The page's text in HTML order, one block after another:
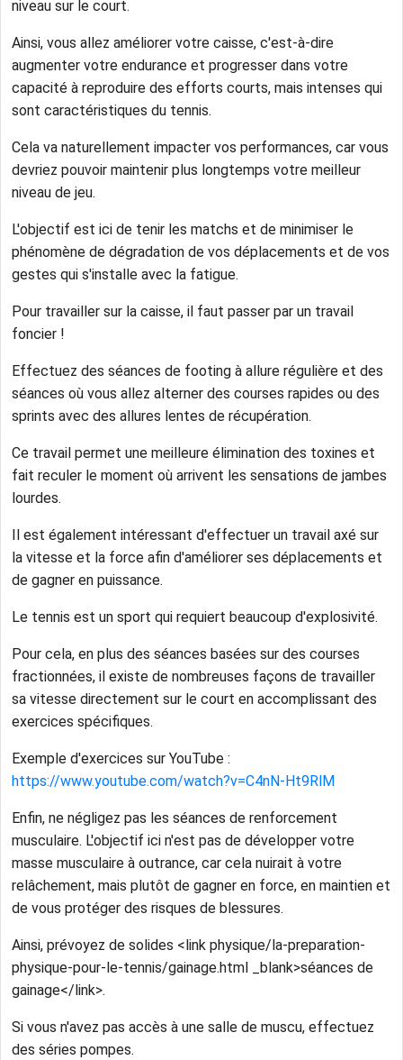
niveau sur le court.
Ainsi, vous allez améliorer votre caisse, c'est-à-dire
augmenter votre endurance et progresser dans votre
capacité à reproduire des efforts courts, mais intenses qui
sont caractéristiques du tennis.
Cela va naturellement impacter vos performances, car vous
devriez pouvoir maintenir plus longtemps votre meilleur
niveau de jeu.
L'objectif est ici de tenir les matchs et de minimiser le
phénomène de dégradation de vos déplacements et de vos
gestes qui s'installe avec la fatigue.
Pour travailler sur la caisse, il faut passer par un travail
foncier !
Effectuez des séances de footing à allure régulière et des
séances où vous allez alterner des courses rapides ou des
sprints avec des allures lentes de récupération.
Ce travail permet une meilleure élimination des toxines et
fait reculer le moment où arrivent les sensations de jambes
lourdes.
Il est également intéressant d'effectuer un travail axé sur
la vitesse et la force afin d'améliorer ses déplacements et
de gagner en puissance.
Le tennis est un sport qui requiert beaucoup d'explosivité.
Pour cela, en plus des séances basées sur des courses
fractionnées, il existe de nombreuses façons de travailler
sa vitesse directement sur le court en accomplissant des
exercices spécifiques.
Exemple d'exercices sur YouTube :
https://www.youtube.com/watch?v=C4nN-Ht9RlM
Enfin, ne négligez pas les séances de renforcement
musculaire. L'objectif ici n'est pas de développer votre
masse musculaire à outrance, car cela nuirait à votre
relâchement, mais plutôt de gagner en force, en maintien et
de vous protéger des risques de blessures.
Ainsi, prévoyez de solides <link physique/la-preparation-
physique-pour-le-tennis/gainage.html _blank>séances de
gainage</link>.
Si vous n'avez pas accès à une salle de muscu, effectuez
des séries pompes.